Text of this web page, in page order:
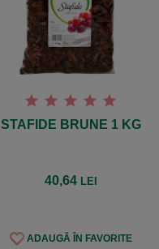
STAFIDE BRUNE 1 KG
40,64 LEI
ADAUGĂ ÎN FAVORITE